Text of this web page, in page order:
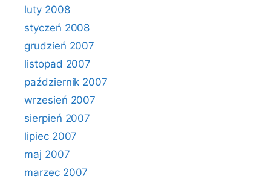
luty 2008
styczeń 2008
grudzień 2007
listopad 2007
październik 2007
wrzesień 2007
sierpień 2007
lipiec 2007
maj 2007
marzec 2007